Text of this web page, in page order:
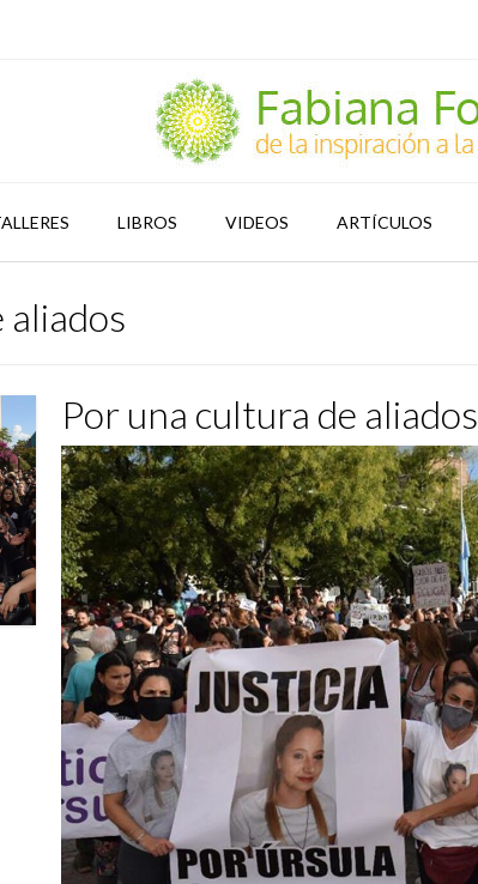
LIBROS VIDEOS ARTÍCULOS
aliados
Por una cultura de aliados